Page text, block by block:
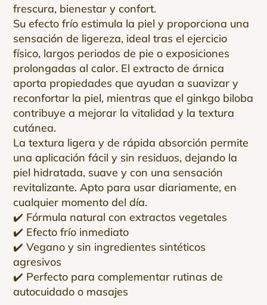
frescura, bienestar y confort.
Su efecto frío estimula la piel y proporciona una
sensación de ligereza, ideal tras el ejercicio
físico, largos periodos de pie o exposiciones
prolongadas al calor. El extracto de árnica
aporta propiedades que ayudan a suavizar y
reconfortar la piel, mientras que el ginkgo biloba
contribuye a mejorar la vitalidad y la textura
cutánea.
La textura ligera y de rápida absorción permite
una aplicación fácil y sin residuos, dejando la
piel hidratada, suave y con una sensación
revitalizante. Apto para usar diariamente, en
cualquier momento del día.
✔️ Fórmula natural con extractos vegetales
✔️ Efecto frío inmediato
✔️ Vegano y sin ingredientes sintéticos
agresivos
✔️ Perfecto para complementar rutinas de
autocuidado o masajes